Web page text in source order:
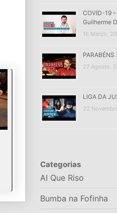
COVID-19
Guilherme
16 Março,
27 Agosto,
LIGA DA
22
Categorias
AI Que Riso
Bumba na Fofinha